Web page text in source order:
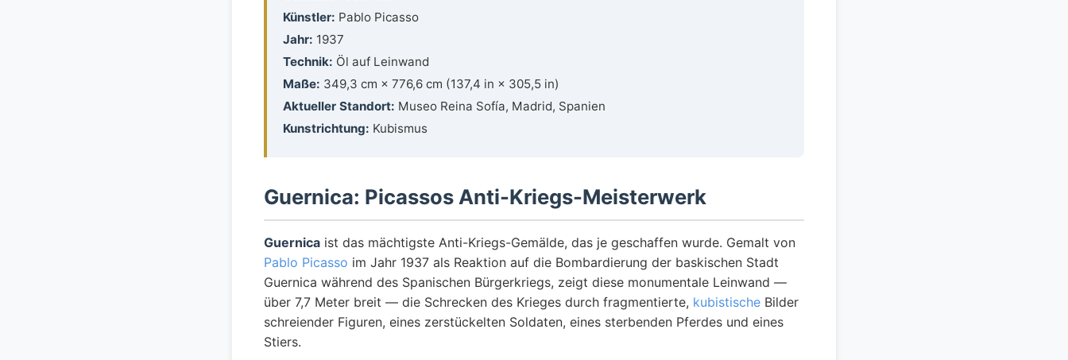
Künstler: Pablo Picasso
Jahr: 1937
Technik: Öl auf Leinwand
Maße: 349,3 cm × 776,6 cm (137,4 in × 305,5 in)
Aktueller Standort: Museo Reina Sofía, Madrid, Spanien
Kunstrichtung: Kubismus
Guernica: Picassos Anti-Kriegs-Meisterwerk
Guernica ist das mächtigste Anti-Kriegs-Gemälde, das je geschaffen wurde. Gemalt von
Pablo Picasso im Jahr 1937 als Reaktion auf die Bombardierung der baskischen Stadt
Guernica während des Spanischen Bürgerkriegs, zeigt diese monumentale Leinwand —
über 7,7 Meter breit — die Schrecken des Krieges durch fragmentierte, kubistische Bilder
schreiender Figuren, eines zerstückelten Soldaten, eines sterbenden Pferdes und eines
Stiers.